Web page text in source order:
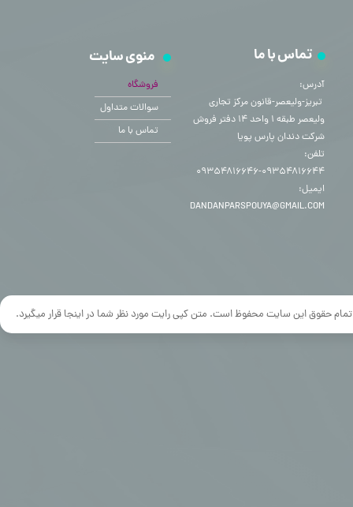
تمام حقوق این سایت محفوظ است. متن کپی رایت مورد نظر شما در اینجا قرار میگیرد.
منوی سایت
فروشگاه
سوالات متداول
تماس با ما
تماس با ما
آدرس:
​​​​​​​ تبریز-ولیعصر-قانون مرکز تجاری
ولیعصر طبقه ۱ واحد ۱۴ دفتر فروش
شرکت دندان پارس پویا
تلفن:
۰۹۳۵۴۸۱۶۶۴۴-۰۹۳۵۴۸۱۶۶۴۶
ایمیل:
DANDANPARSPOUYA@GMAIL.COM